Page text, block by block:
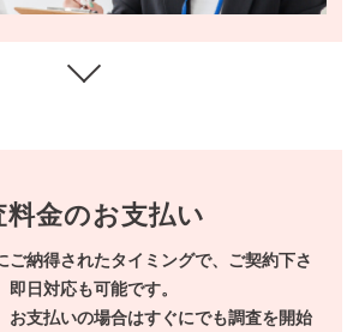
料金のお支払い
ご納得されたタイミングで、ご契約下さ
日対応も可能です。
お支払いの場合はすぐにでも調査を開始